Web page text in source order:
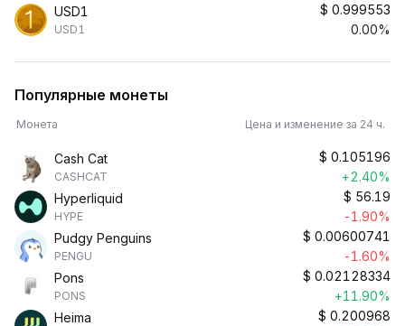
USD1
USD1
$ 0.999553
0.00%
Популярные монеты
Монета Цена и изменение за 24 ч.
Cash Cat
CASHCAT
$ 0.105196
+2.40%
Hyperliquid
HYPE
$ 56.19
-1.90%
Pudgy Penguins
PENGU
$ 0.00600741
-1.60%
Pons
PONS
$ 0.02128334
+11.90%
Heima
$ 0.200968